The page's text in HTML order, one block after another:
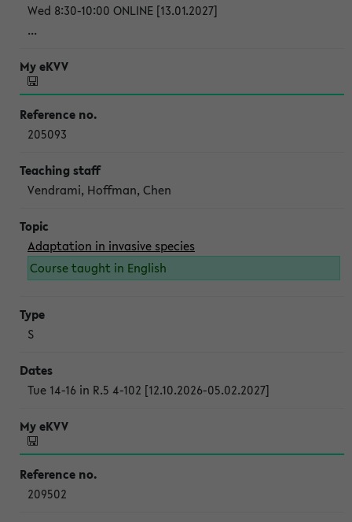
Wed 8:30-10:00 ONLINE [13.01.2027]
...
205093
Vendrami, Hoffman, Chen
Adaptation in invasive species
Course taught in English
S
Tue 14-16 in R.5 4-102 [12.10.2026-05.02.2027]
209502